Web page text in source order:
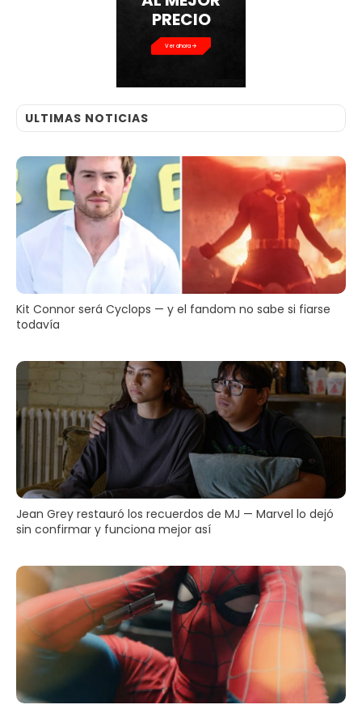
PRECIO
Ver ahora
ULTIMAS NOTICIAS
Kit Connor será Cyclops — y el fandom no sabe si fiarse
todavía
Jean Grey restauró los recuerdos de MJ — Marvel lo dejó
sin confirmar y funciona mejor así